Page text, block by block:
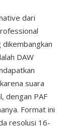
dari
DAW
suara
dengan PAF
Format ini
resolusi 16-